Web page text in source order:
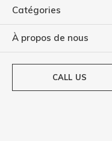
Catégories
À propos de nous
CALL US